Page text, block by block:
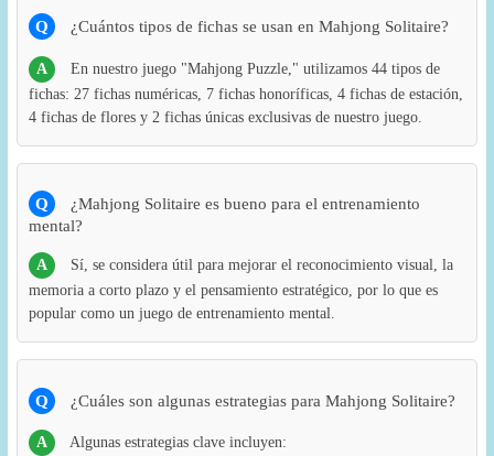
Q ¿Cuántos tipos de fichas se usan en Mahjong Solitaire?
A
En nuestro juego "Mahjong Puzzle," utilizamos 44 tipos de
fichas: 27 fichas numéricas, 7 fichas honoríficas, 4 fichas de estación,
4 fichas de flores y 2 fichas únicas exclusivas de nuestro juego.
Q
¿Mahjong Solitaire es bueno para el entrenamiento
mental?
A
Sí, se considera útil para mejorar el reconocimiento visual, la
memoria a corto plazo y el pensamiento estratégico, por lo que es
popular como un juego de entrenamiento mental.
Q ¿Cuáles son algunas estrategias para Mahjong Solitaire?
A Algunas estrategias clave incluyen: